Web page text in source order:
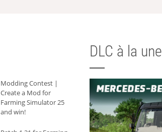
Modding Contest |
Create a Mod for
Farming Simulator 25
and win!
DLC à la une